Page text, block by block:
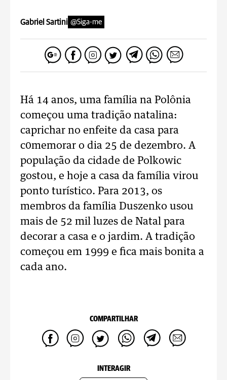
Gabriel Sartini @Siga-me
Há 14 anos, uma família na Polônia
começou uma tradição natalina:
caprichar no enfeite da casa para
c0memorar o dia 25 de dezembro. A
população da cidade de Polkowic
gostou, e hoje a casa da família virou
ponto turístico. Para 2013, os
membros da família Duszenko usou
mais de 52 mil luzes de Natal para
decorar a casa e o jardim. A tradição
começou em 1999 e fica mais bonita a
cada ano.
COMPARTILHAR
INTERAGIR